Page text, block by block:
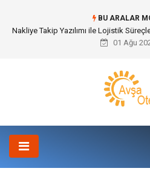
BU ARALAR
Galericilik Belgesi Almanın
01 Ağu